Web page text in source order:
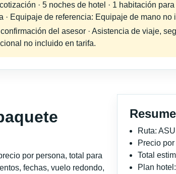
· 5 noches de hotel · 1 habitación
· Equipaje de referencia: Equipaje de mano
del asesor · Asistencia de viaje,
no incluido en tarifa.
por persona, total para
fechas, vuelo redondo,
Ruta:
Precio
Total
Plan